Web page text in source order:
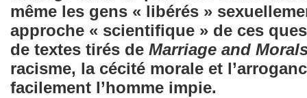
même les gens « libérés »
approche « scientifique » de ces
de textes tirés de Marriage and
racisme, la cécité morale et
facilement l’homme impie.